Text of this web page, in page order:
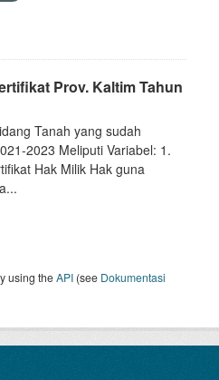
Prov. Kaltim Tahun
Tanah yang sudah
2023 Meliputi Variabel: 1.
Hak Milik Hak guna
using theAPI (see Dokumentasi